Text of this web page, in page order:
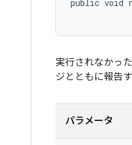
public void
実行されなかっ
ジとともに報告
パラメータ